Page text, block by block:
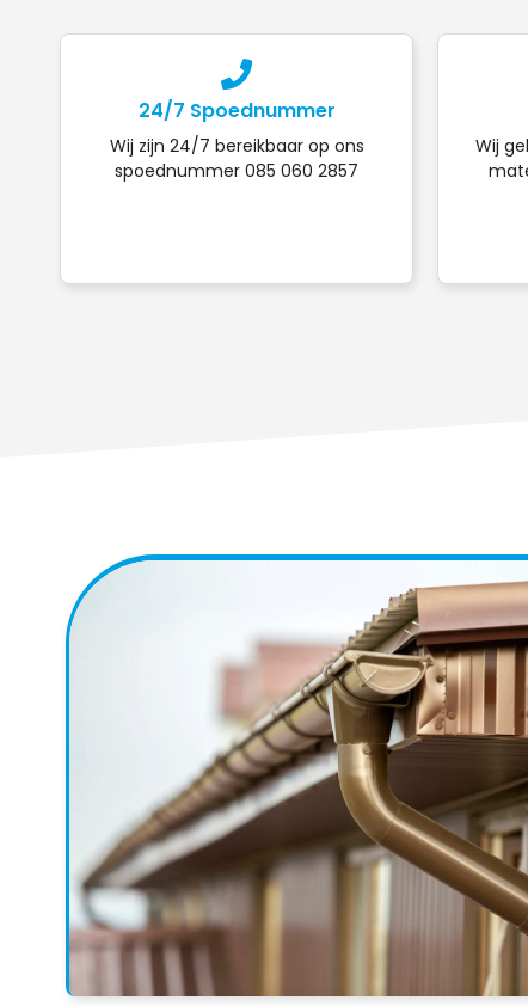
24/7 Spoednummer
Wij zijn 24/7 bereikbaar op ons
spoednummer 085 060 2857
Wij